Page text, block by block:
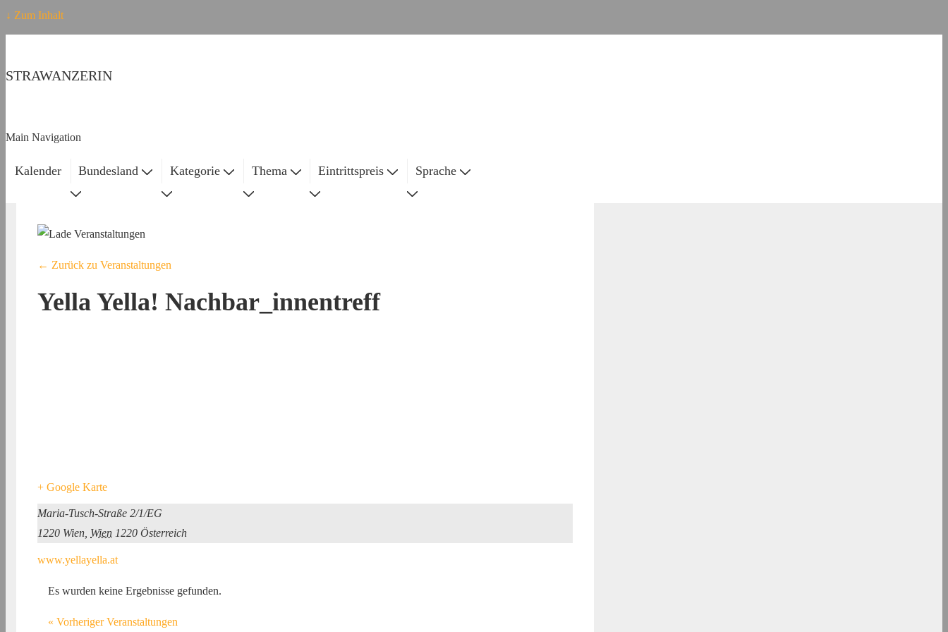
↓ Zum Inhalt
STRAWANZERIN
Main Navigation
Kalender Bundesland Kategorie Thema Eintrittspreis Sprache
← Zurück zu Veranstaltungen
Yella Yella! Nachbar_innentreff
+ Google Karte
Maria-Tusch-Straße 2/1/EG
1220 Wien Wien 1220 Österreich
www.yellayella.at
Es wurden keine Ergebnisse gefunden.
« Vorheriger Veranstaltungen